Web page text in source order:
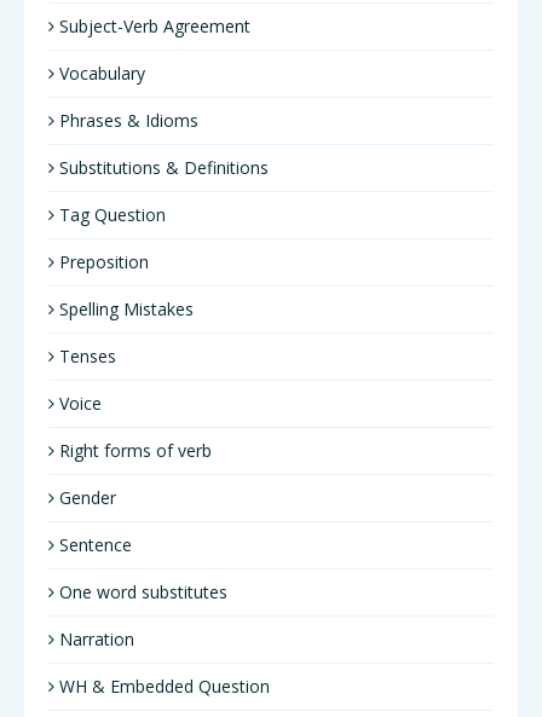
Subject-Verb Agreement
Vocabulary
Phrases & Idioms
Substitutions & Definitions
Tag Question
Preposition
Spelling Mistakes
Tenses
Voice
Right forms of verb
Gender
Sentence
One word substitutes
Narration
WH & Embedded Question